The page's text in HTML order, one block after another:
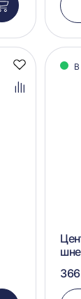
Добавить
в
корзину
Добавить
Добавить
В